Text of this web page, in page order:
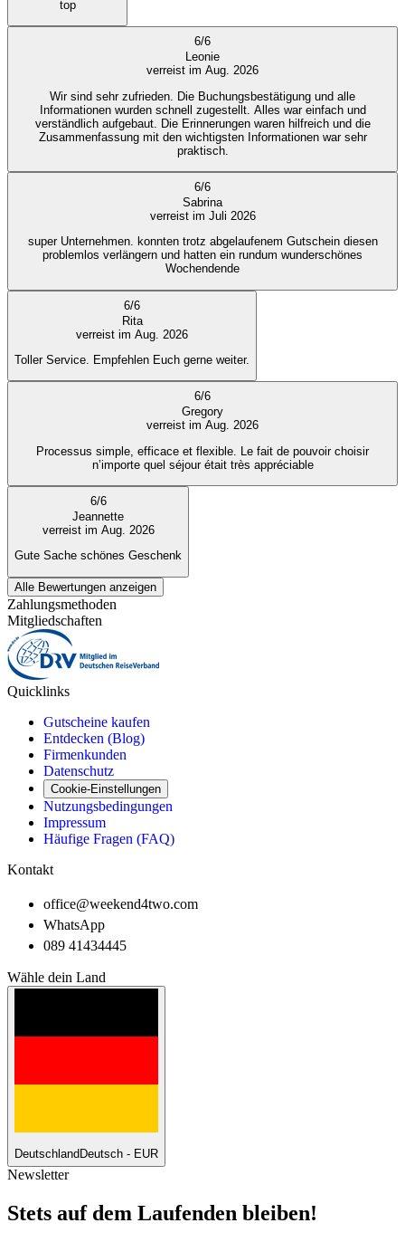
top
6/6
Leonie
verreist im Aug. 2026
Wir sind sehr zufrieden. Die Buchungsbestätigung und alle
Informationen wurden schnell zugestellt. Alles war einfach und
verständlich aufgebaut. Die Erinnerungen waren hilfreich und die
Zusammenfassung mit den wichtigsten Informationen war sehr
praktisch.
6/6
Sabrina
verreist im Juli 2026
super Unternehmen. konnten trotz abgelaufenem Gutschein diesen
problemlos verlängern und hatten ein rundum wunderschönes
Wochendende
6/6
Rita
verreist im Aug. 2026
Toller Service. Empfehlen Euch gerne weiter.
6/6
Gregory
verreist im Aug. 2026
Processus simple, efficace et flexible. Le fait de pouvoir choisir
n’importe quel séjour était très appréciable
6/6
Jeannette
verreist im Aug. 2026
Gute Sache schönes Geschenk
Alle Bewertungen anzeigen
Zahlungsmethoden
Mitgliedschaften
Quicklinks
Gutscheine kaufen
Entdecken (Blog)
Firmenkunden
Datenschutz
Cookie-Einstellungen
Nutzungsbedingungen
Impressum
Häufige Fragen (FAQ)
Kontakt
office@weekend4two.com
WhatsApp
089 41434445
Wähle dein Land
DeutschlandDeutsch - EUR
Newsletter
Stets auf dem Laufenden bleiben!